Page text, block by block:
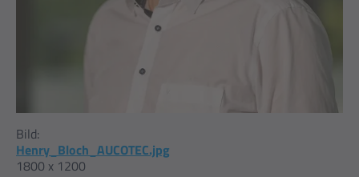
Bild:
Henry_Bloch_AUCOTEC.jpg
1800 x 1200